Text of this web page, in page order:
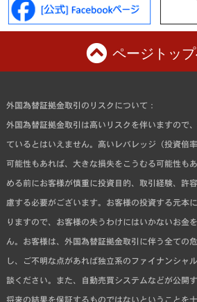
ページトッ
外国為替証拠金取引のリスクについて：
外国為替証拠金取引は高いリスクを伴いますので
ているとはいえません。高いレバレッジ（投資倍
可能性もあれば、大きな損失をこうむる可能性も
める前にお客様が慎重に投資目的、取引経験、許
慮する必要がございます。お客様の投資する元本
りますので、お客様の失うわけにはいかないお金
ん。お客様は、外国為替証拠金取引に伴う全ての
し、ご不明な点があれば独立系のファイナンシャ
談ください。また、自動売買システムなどが公開
将来の結果を保証するものではないということを